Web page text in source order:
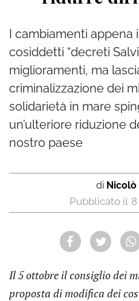
I cambiamenti appena
cosiddetti “decreti
miglioramenti, ma
criminalizzazione dei
solidarietà in mare
un’ulteriore riduzione
nostro paese
di Nicolò
Il 5 ottobre il consiglio dei
proposta di modifica dei